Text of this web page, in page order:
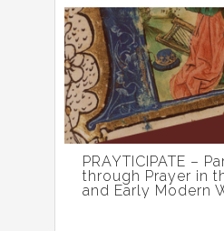
PRAYTICIPATE –
through Prayer in
and Early Modern